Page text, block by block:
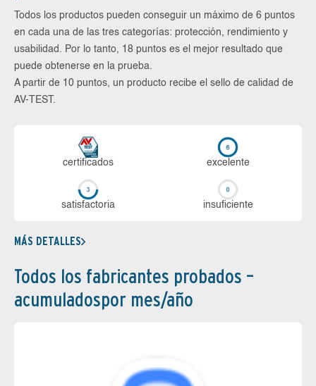
Todos los productos pueden conseguir un máximo de 6 puntos
en cada una de las tres categorías: protección, rendimiento y
usabilidad. Por lo tanto, 18 puntos es el mejor resultado que
puede obtenerse en la prueba.
A partir de 10 puntos, un producto recibe el sello de calidad de
AV-TEST.
certi­ficados ex­ce­len­te
sa­tis­fac­to­ria in­su­fi­cien­te
MÁS DETALLES
Todos los fabricantes probados –
acumuladospor mes/año